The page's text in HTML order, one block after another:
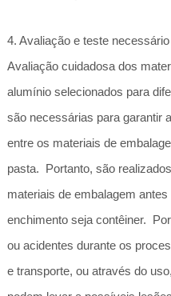
4. Avaliação e teste
Avaliação cuidadosa dos
alumínio selecionados para
são necessárias para garantir
entre os materiais de
pasta. Portanto, são
materiais de embalagem
enchimento seja contêiner.
ou acidentes durante os
e transporte, ou através do